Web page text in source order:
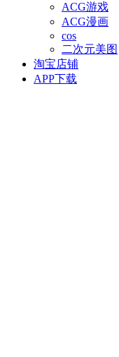
ACG游戏
ACG漫画
cos
二次元美图
淘宝店铺
APP下载